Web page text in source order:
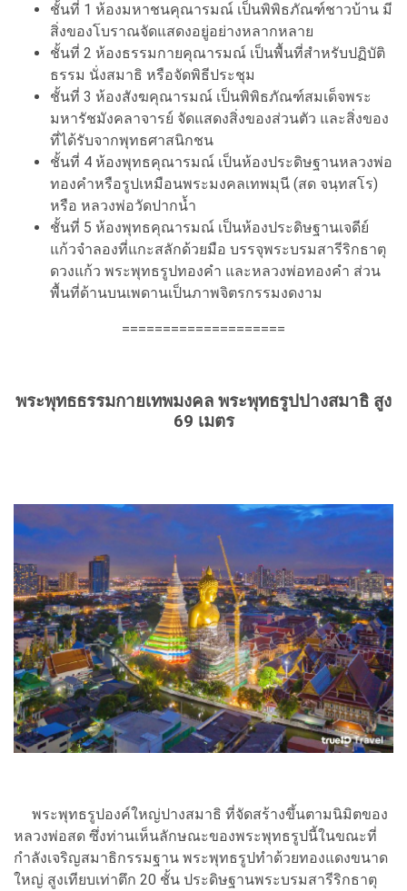
ชั้นที่ 1 ห้องมหาชนคุณารมณ์ เป็นพิพิธภัณฑ์ชาวบ้าน มี
สิ่งของโบราณจัดแสดงอยู่อย่างหลากหลาย
ชั้นที่ 2 ห้องธรรมกายคุณารมณ์ เป็นพื้นที่สำหรับปฏิบัติ
ธรรม นั่งสมาธิ หรือจัดพิธีประชุม
ชั้นที่ 3 ห้องสังฆคุณารมณ์ เป็นพิพิธภัณฑ์สมเด็จพระ
มหารัชมังคลาจารย์ จัดแสดงสิ่งของส่วนตัว และสิ่งของ
ที่ได้รับจากพุทธศาสนิกชน
ชั้นที่ 4 ห้องพุทธคุณารมณ์ เป็นห้องประดิษฐานหลวงพ่อ
ทองคำหรือรูปเหมือนพระมงคลเทพมุนี (สด จนฺทสโร)
หรือ หลวงพ่อวัดปากน้ำ
ชั้นที่ 5 ห้องพุทธคุณารมณ์ เป็นห้องประดิษฐานเจดีย์
แก้วจำลองที่แกะสลักด้วยมือ บรรจุพระบรมสารีริกธาตุ
ดวงแก้ว พระพุทธรูปทองคำ และหลวงพ่อทองคำ ส่วน
พื้นที่ด้านบนเพดานเป็นภาพจิตรกรรมงดงาม
====================
พระพุทธธรรมกายเทพมงคล พระพุทธรูปปางสมาธิ สูง
69 เมตร
พระพุทธรูปองค์ใหญ่ปางสมาธิ ที่จัดสร้างขึ้นตามนิมิตของ
หลวงพ่อสด ซึ่งท่านเห็นลักษณะของพระพุทธรูปนี้ในขณะที่
กำลังเจริญสมาธิกรรมฐาน พระพุทธรูปทำด้วยทองแดงขนาด
ใหญ่ สูงเทียบเท่าตึก 20 ชั้น ประดิษฐานพระบรมสารีริกธาตุ